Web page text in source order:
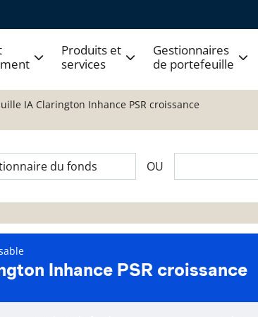
Produits et
services
Gestionnaires
de portefeuille
IA Clarington Inhance PSR croissance
OU
Inhance PSR croissance